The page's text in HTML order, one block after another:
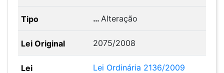
…Alteração
2075/2008
Lei Ordinária 2136/2009